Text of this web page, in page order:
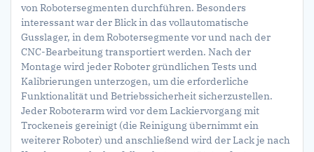
von Robotersegmenten durchführen. Besonders
interessant war der Blick in das vollautomatische
Gusslager, in dem Robotersegmente vor und nach der
CNC-Bearbeitung transportiert werden. Nach der
Montage wird jeder Roboter gründlichen Tests und
Kalibrierungen unterzogen, um die erforderliche
Funktionalität und Betriebssicherheit sicherzustellen.
Jeder Roboterarm wird vor dem Lackiervorgang mit
Trockeneis gereinigt (die Reinigung übernimmt ein
weiterer Roboter) und anschließend wird der Lack je nach